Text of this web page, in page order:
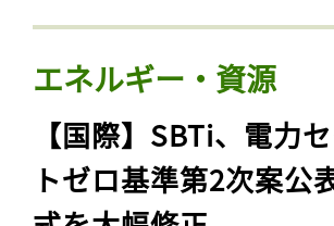
エネルギー・資源
【国際】SBTi、電力
トゼロ基準第2次案公